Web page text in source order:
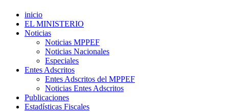
inicio
EL MINISTERIO
Noticias
Noticias MPPEF
Noticias Nacionales
Especiales
Entes Adscritos
Entes Adscritos del MPPEF
Noticias Entes Adscritos
Publicaciones
Estadísticas Fiscales